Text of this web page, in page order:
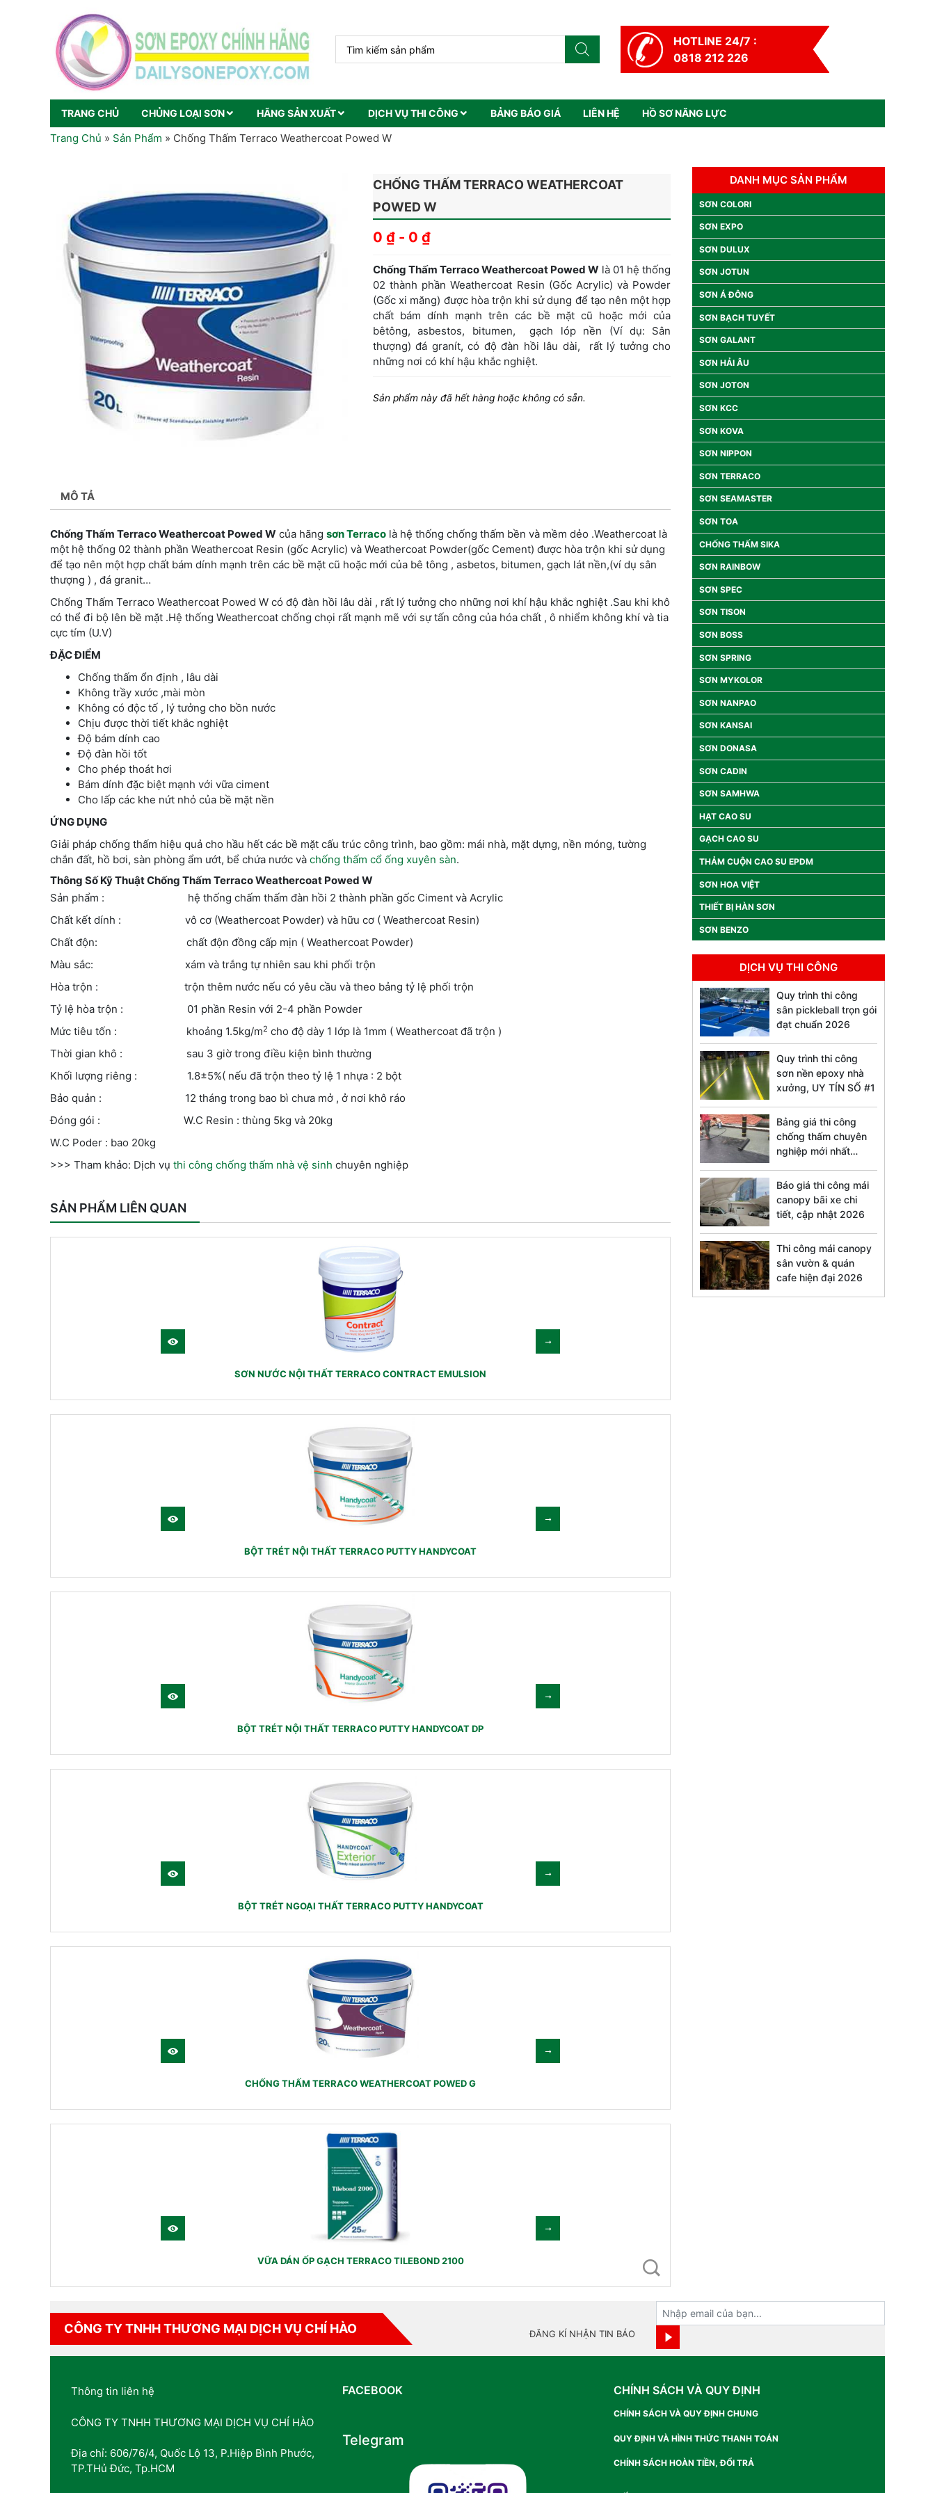
HOTLINE 24/7 :
0818 212 226
TRANG CHỦ CHỦNG LOẠI SƠN HÃNG SẢN XUẤT DỊCH VỤ THI CÔNG BẢNG BÁO GIÁ LIÊN HỆ HỒ SƠ NĂNG LỰC
Trang Chủ » Sản Phẩm » Chống Thấm Terraco Weathercoat Powed W
CHỐNG THẤM TERRACO WEATHERCOAT
POWED W
0 ₫ - 0 ₫
Chống Thấm Terraco Weathercoat Powed W là 01 hệ thống
02 thành phần Weathercoat Resin (Gốc Acrylic) và Powder
(Gốc xi măng) được hòa trộn khi sử dụng để tạo nên một hợp
chất bám dính mạnh trên các bề mặt cũ hoặc mới của
bêtông, asbestos, bitumen, gạch lóp nền (Ví dụ: Sân
thượng) đá granít, có độ đàn hồi lâu dài, rất lý tưởng cho
những nơi có khí hậu khắc nghiệt.
Sản phẩm này đã hết hàng hoặc không có sẵn.
MÔ TẢ
Chống Thấm Terraco Weathercoat Powed W của hãng sơn Terraco là hệ thống chống thấm bền và mềm dẻo .Weathercoat là
một hệ thống 02 thành phần Weathercoat Resin (gốc Acrylic) và Weathercoat Powder(gốc Cement) được hòa trộn khi sử dụng
để tạo nên một hợp chất bám dính mạnh trên các bề mặt cũ hoặc mới của bê tông , asbetos, bitumen, gạch lát nền,(ví dụ sân
thượng ) , đá granit…
Chống Thấm Terraco Weathercoat Powed W có độ đàn hồi lâu dài , rất lý tưởng cho những nơi khí hậu khắc nghiệt .Sau khi khô
có thể đi bộ lên bề mặt .Hệ thống Weathercoat chống chọi rất mạnh mẽ với sự tấn công của hóa chất , ô nhiểm không khí và tia
cực tím (U.V)
ĐẶC ĐIỂM
Chống thấm ổn định , lâu dài
Không trầy xước ,mài mòn
Không có độc tố , lý tưởng cho bồn nước
Chịu được thời tiết khắc nghiệt
Độ bám dính cao
Độ đàn hồi tốt
Cho phép thoát hơi
Bám dính đặc biệt mạnh với vữa ciment
Cho lấp các khe nứt nhỏ của bề mặt nền
ỨNG DỤNG
Giải pháp chống thấm hiệu quả cho hầu hết các bề mặt cấu trúc công trình, bao gồm: mái nhà, mặt dựng, nền móng, tường
chắn đất, hồ bơi, sàn phòng ẩm ướt, bể chứa nước và chống thấm cổ ống xuyên sàn.
Thông Số Kỹ Thuật Chống Thấm Terraco Weathercoat Powed W
Sản phẩm : hệ thống chấm thấm đàn hồi 2 thành phần gốc Ciment và Acrylic
Chất kết dính : vô cơ (Weathercoat Powder) và hữu cơ ( Weathercoat Resin)
Chất độn: chất độn đồng cấp mịn ( Weathercoat Powder)
Màu sắc: xám và trắng tự nhiên sau khi phối trộn
Hòa trộn : trộn thêm nước nếu có yêu cầu và theo bảng tỷ lệ phối trộn
Tỷ lệ hòa trộn : 01 phần Resin với 2-4 phần Powder
Mức tiêu tốn : khoảng 1.5kg/m2 cho độ dày 1 lớp là 1mm ( Weathercoat đã trộn )
Thời gian khô : sau 3 giờ trong điều kiện bình thường
Khối lượng riêng : 1.8±5%( nếu đã trộn theo tỷ lệ 1 nhựa : 2 bột
Bảo quản : 12 tháng trong bao bì chưa mở , ở nơi khô ráo
Đóng gói : W.C Resin : thùng 5kg và 20kg
W.C Poder : bao 20kg
>>> Tham khảo: Dịch vụ thi công chống thấm nhà vệ sinh chuyên nghiệp
SẢN PHẨM LIÊN QUAN
SƠN NƯỚC NỘI THẤT TERRACO CONTRACT EMULSION
BỘT TRÉT NỘI THẤT TERRACO PUTTY HANDYCOAT
BỘT TRÉT NỘI THẤT TERRACO PUTTY HANDYCOAT DP
BỘT TRÉT NGOẠI THẤT TERRACO PUTTY HANDYCOAT
CHỐNG THẤM TERRACO WEATHERCOAT POWED G
VỮA DÁN ỐP GẠCH TERRACO TILEBOND 2100
DANH MỤC SẢN PHẨM
SƠN COLORI
SƠN EXPO
SƠN DULUX
SƠN JOTUN
SƠN Á ĐÔNG
SƠN BẠCH TUYẾT
SƠN GALANT
SƠN HẢI ÂU
SƠN JOTON
SƠN KCC
SƠN KOVA
SƠN NIPPON
SƠN TERRACO
SƠN SEAMASTER
SƠN TOA
CHỐNG THẤM SIKA
SƠN RAINBOW
SƠN SPEC
SƠN TISON
SƠN BOSS
SƠN SPRING
SƠN MYKOLOR
SƠN NANPAO
SƠN KANSAI
SƠN DONASA
SƠN CADIN
SƠN SAMHWA
HẠT CAO SU
GẠCH CAO SU
THẢM CUỘN CAO SU EPDM
SƠN HOA VIỆT
THIẾT BỊ HÀN SƠN
SƠN BENZO
DỊCH VỤ THI CÔNG
Quy trình thi công
sân pickleball trọn gói
đạt chuẩn 2026
Quy trình thi công
sơn nền epoxy nhà
xưởng, UY TÍN SỐ #1
Bảng giá thi công
chống thấm chuyên
nghiệp mới nhất
Báo giá thi công mái
canopy bãi xe chi
tiết, cập nhật 2026
Thi công mái canopy
sân vườn & quán
cafe hiện đại 2026
CÔNG TY TNHH THƯƠNG MẠI DỊCH VỤ CHÍ HÀO ĐĂNG KÍ NHẬN TIN BÁO
Thông tin liên hệ
CÔNG TY TNHH THƯƠNG MẠI DỊCH VỤ CHÍ HÀO
Địa chỉ: 606/76/4, Quốc Lộ 13, P.Hiệp Bình Phước,
TP.THủ Đức, Tp.HCM
FACEBOOK
Telegram
CHÍNH SÁCH VÀ QUY ĐỊNH
CHÍNH SÁCH VÀ QUY ĐỊNH CHUNG
QUY ĐỊNH VÀ HÌNH THỨC THANH TOÁN
CHÍNH SÁCH HOÀN TIỀN, ĐỔI TRẢ